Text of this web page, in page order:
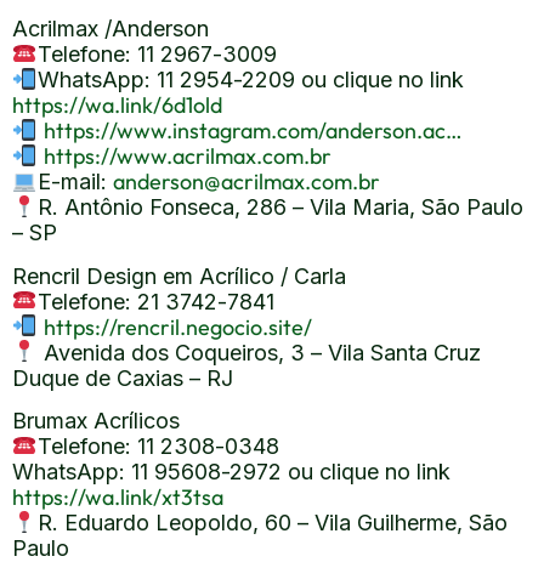
Acrilmax /Anderson
Telefone: 11 2967-3009
WhatsApp: 11 2954-2209 ou clique no link
https://wa.link/6d1old
https://www.instagram.com/anderson.ac…
https://www.acrilmax.com.br
E-mail: anderson@acrilmax.com.br
R. Antônio Fonseca, 286 – Vila Maria, São Paulo
– SP
Rencril Design em Acrílico / Carla
Telefone: 21 3742-7841
https://rencril.negocio.site/
Avenida dos Coqueiros, 3 – Vila Santa Cruz
Duque de Caxias – RJ
Brumax Acrílicos
Telefone: 11 2308-0348
WhatsApp: 11 95608-2972 ou clique no link
https://wa.link/xt3tsa
R. Eduardo Leopoldo, 60 – Vila Guilherme, São
Paulo